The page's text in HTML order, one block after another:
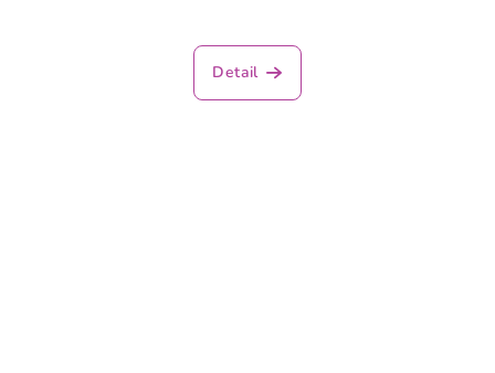
Detail